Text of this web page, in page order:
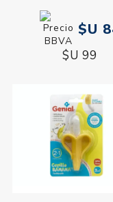
$U
$U 99